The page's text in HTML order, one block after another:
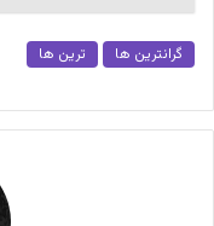
گرانترین ها ترین ها